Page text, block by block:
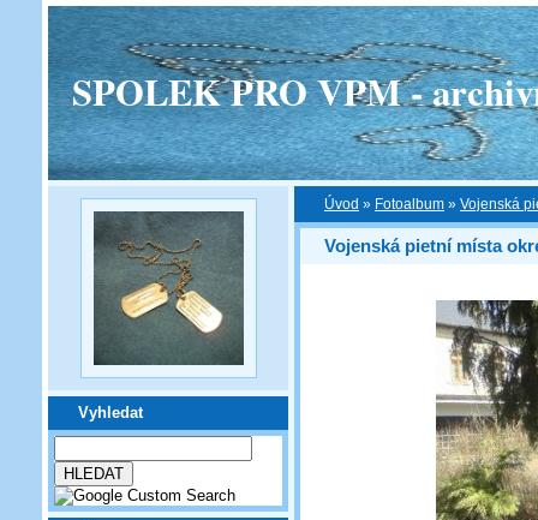
SPOLEK PRO VPM -
Vyhledat
Úvod » Fotoalbum » Vojenská
Vojenská pietní místa